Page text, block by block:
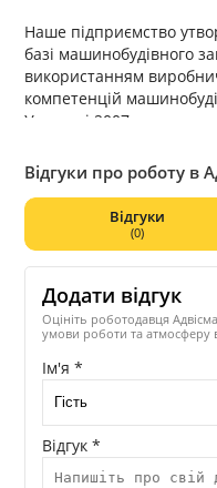
Наше підприємство
базі машинобудівного
використанням
компетенцій
У жовтні 2007 року до
увійшов ТДВ
з можливостями
обладнання,
Матеріально-технічна
металообробку,
обробку деталей за
Ми прагнемо постійно
машинобудівну
задовольнити потреби
постачанні
цьому якість та
призводить до
виробництва.
Останні роки ТОВ НВФ
більш ніж 80
Киргизії.
Відгуки про роботу в
Відгуки
(0)
Додати відгук
Оцініть роботодавця
умови роботи та атмосферу
Ім'я *
Відгук *